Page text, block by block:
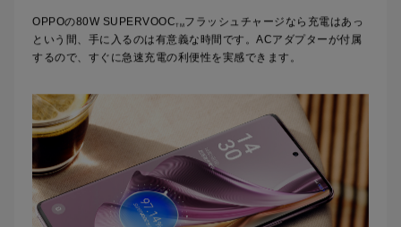
OPPOの80W SUPERVOOCTMフラッシュチャージなら充電はあっ
という間、 手に入るのは有意義な時間です。ACアダプターが付属
するので、すぐに急速充電の利便性を実感できます。